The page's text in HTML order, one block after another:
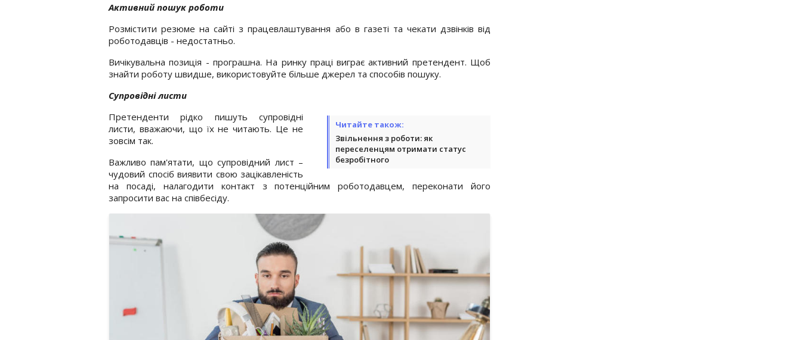
Активний пошук роботи
Розмістити резюме на сайті з працевлаштування або в газеті та чекати дзвінків від
роботодавців - недостатньо.
Вичікувальна позиція - програшна. На ринку праці виграє активний претендент. Щоб
знайти роботу швидше, використовуйте більше джерел та способів пошуку.
Супровідні листи
Читайте також:
Звільнення з роботи: як
переселенцям отримати статус
безробітного
Претенденти рідко пишуть супровідні
листи, вважаючи, що їх не читають. Це не
зовсім так.
Важливо пам'ятати, що супровідний лист –
чудовий спосіб виявити свою зацікавленість
на посаді, налагодити контакт з потенційним роботодавцем, переконати його
запросити вас на співбесіду.